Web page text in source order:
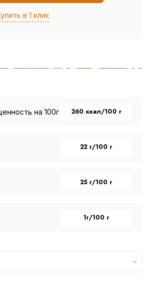
в 1 клик
на 100г 260 ккал/100 г
22 г/100 г
25 г/100 г
1г/100 г